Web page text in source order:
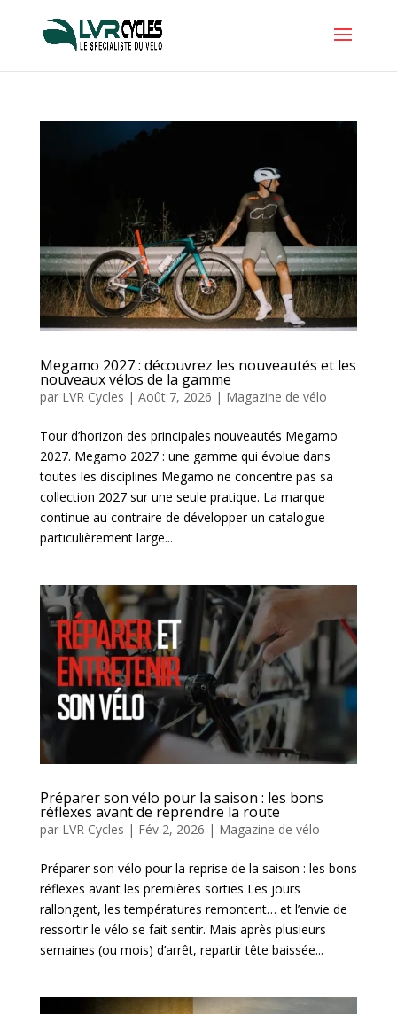
Megamo 2027 : découvrez les nouveautés et les
nouveaux vélos de la gamme
par LVR Cycles | Août 7, 2026 | Magazine de vélo
Tour d’horizon des principales nouveautés Megamo
2027. Megamo 2027 : une gamme qui évolue dans
toutes les disciplines Megamo ne concentre pas sa
collection 2027 sur une seule pratique. La marque
continue au contraire de développer un catalogue
particulièrement large...
Préparer son vélo pour la saison : les bons
réflexes avant de reprendre la route
par LVR Cycles | Fév 2, 2026 | Magazine de vélo
Préparer son vélo pour la reprise de la saison : les bons
réflexes avant les premières sorties Les jours
rallongent, les températures remontent… et l’envie de
ressortir le vélo se fait sentir. Mais après plusieurs
semaines (ou mois) d’arrêt, repartir tête baissée...